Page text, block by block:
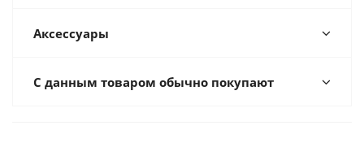
Аксессуары
С данным товаром обычно покупают